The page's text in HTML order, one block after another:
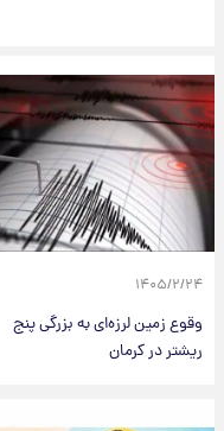
۱۴۰۵/۲/۲۴
وقوع زمین لرزه‌ای به بزرگی پنج
ریشتر در کرمان